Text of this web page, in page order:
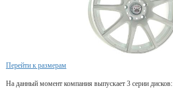
Перейти к размерам
На данный момент компания выпускает 3 серии дисков: